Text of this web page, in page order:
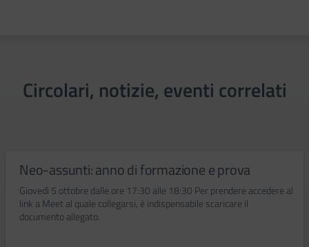
Circolari, notizie, eventi correlati
Neo-assunti: anno di formazione e prova
Giovedì 5 ottobre dalle ore 17:30 alle 18:30 Per prendere accedere al
link a Meet al quale collegarsi, è indispensabile scaricare il
documento allegato.